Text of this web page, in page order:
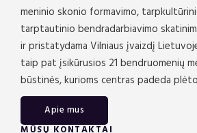
meninio skonio formavimo,
tarptautinio bendradarbiavimo
ir pristatydama Vilniaus įvaizdį
taip pat įsikūrusios 21 bendruomenių
būstinės, kurioms centras padeda
Apie mus
MŪSŲ KONTAKTAI